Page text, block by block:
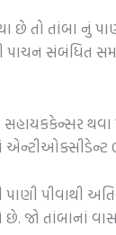
છે તો તાંબા નું
પાચન સંબંધિત
એન્ટીઓક્સીડેન્ટ
પીવાથી
જો તાંબાનાં